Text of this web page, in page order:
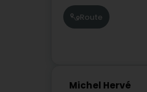
Route
Michel Hervé